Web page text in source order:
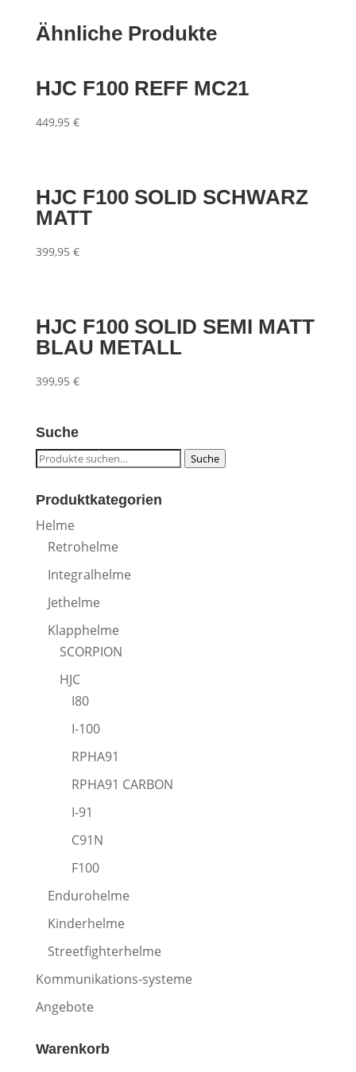
Ähnliche Produkte
HJC F100 REFF MC21
449,95 €
HJC F100 SOLID SCHWARZ
MATT
399,95 €
HJC F100 SOLID SEMI MATT
BLAU METALL
399,95 €
Suche
Suche
Suche
Produktkategorien
Helme
Retrohelme
Integralhelme
Jethelme
Klapphelme
SCORPION
HJC
I80
I-100
RPHA91
RPHA91 CARBON
I-91
C91N
F100
Endurohelme
Kinderhelme
Streetfighterhelme
Kommunikations-systeme
Angebote
Warenkorb